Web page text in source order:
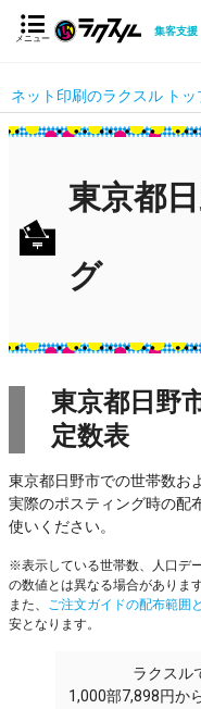
メニュー
集客支援
ネット印刷のラクスル トッ
東京都
グ
東京都日野
定数表
東京都日野市での世帯数お
実際のポスティング時の配
使いください。
※表示している世帯数、人口デ
の数値とは異なる場合があります
また、 ご注文ガイドの配布範囲
安となります。
ラクスル
1,000部7,898円か